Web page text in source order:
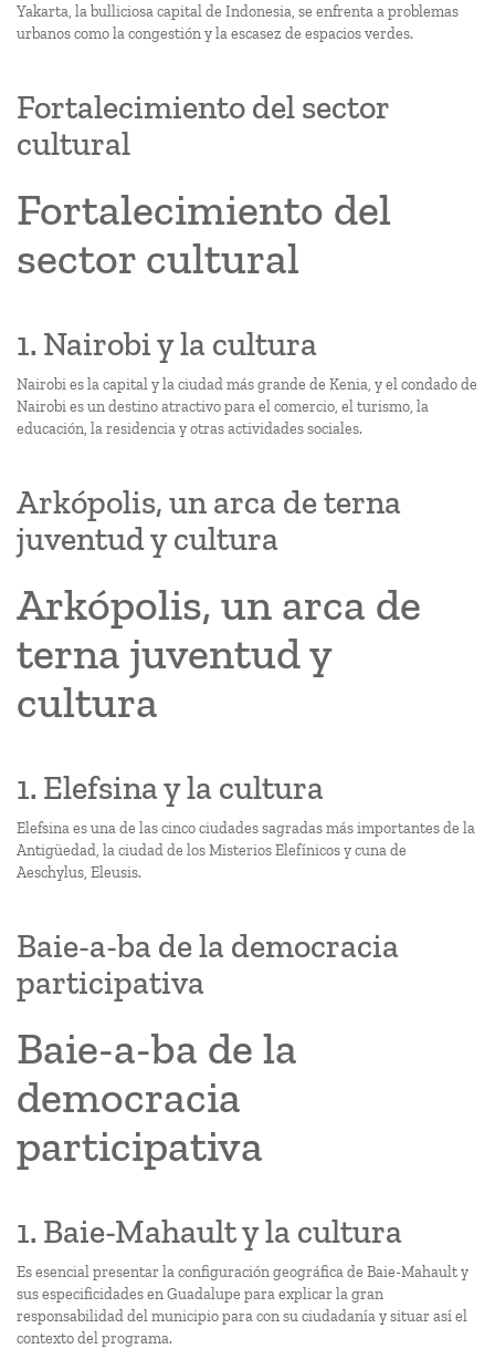
Yakarta, la bulliciosa capital de Indonesia, se enfrenta a problemas
urbanos como la congestión y la escasez de espacios verdes.
Fortalecimiento del sector
cultural
Fortalecimiento del
sector cultural
1. Nairobi y la cultura
Nairobi es la capital y la ciudad más grande de Kenia, y el condado de
Nairobi es un destino atractivo para el comercio, el turismo, la
educación, la residencia y otras actividades sociales.
Arkópolis, un arca de terna
juventud y cultura
Arkópolis, un arca de
terna juventud y
cultura
1. Elefsina y la cultura
Elefsina es una de las cinco ciudades sagradas más importantes de la
Antigüedad, la ciudad de los Misterios Elefínicos y cuna de
Aeschylus, Eleusis.
Baie-a-ba de la democracia
participativa
Baie-a-ba de la
democracia
participativa
1. Baie-Mahault y la cultura
Es esencial presentar la configuración geográfica de Baie-Mahault y
sus especificidades en Guadalupe para explicar la gran
responsabilidad del municipio para con su ciudadanía y situar así el
contexto del programa.